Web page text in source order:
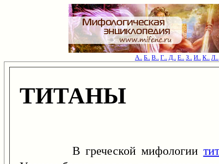
А..Б..В..Г..Д..Е..З..И..К..Л..
ТИТАНЫ
В греческой мифологии